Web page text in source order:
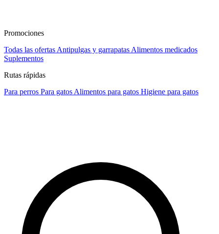
Promociones
Todas las ofertas Antipulgas y garrapatas Alimentos medicados
Suplementos
Rutas rápidas
Para perros Para gatos Alimentos para gatos Higiene para gatos